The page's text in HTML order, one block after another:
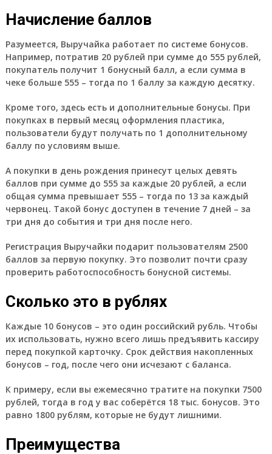
Начисление баллов
Разумеется, Выручайка работает по системе бонусов.
Например, потратив 20 рублей при сумме до 555 рублей,
покупатель получит 1 бонусный балл, а если сумма в
чеке больше 555 – тогда по 1 баллу за каждую десятку.
Кроме того, здесь есть и дополнительные бонусы. При
покупках в первый месяц оформления пластика,
пользователи будут получать по 1 дополнительному
баллу по условиям выше.
А покупки в день рождения принесут целых девять
баллов при сумме до 555 за каждые 20 рублей, а если
общая сумма превышает 555 – тогда по 13 за каждый
червонец. Такой бонус доступен в течение 7 дней – за
три дня до события и три дня после него.
Регистрация Выручайки подарит пользователям 2500
баллов за первую покупку. Это позволит почти сразу
проверить работоспособность бонусной системы.
Сколько это в рублях
Каждые 10 бонусов – это один российский рубль. Чтобы
их использовать, нужно всего лишь предъявить кассиру
перед покупкой карточку. Срок действия накопленных
бонусов – год, после чего они исчезают с баланса.
К примеру, если вы ежемесячно тратите на покупки 7500
рублей, тогда в год у вас соберётся 18 тыс. бонусов. Это
равно 1800 рублям, которые не будут лишними.
Преимущества